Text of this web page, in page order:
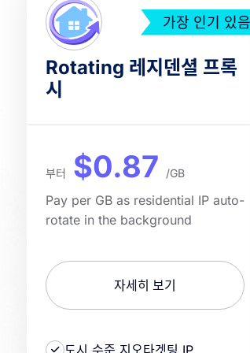
가장 인기 있음
Rotating 레지덴셜 프록
시
부터 $0.87 /GB
Pay per GB as residential IP auto-
rotate in the background
자세히 보기
도시 수준 지오타겟팅 IP